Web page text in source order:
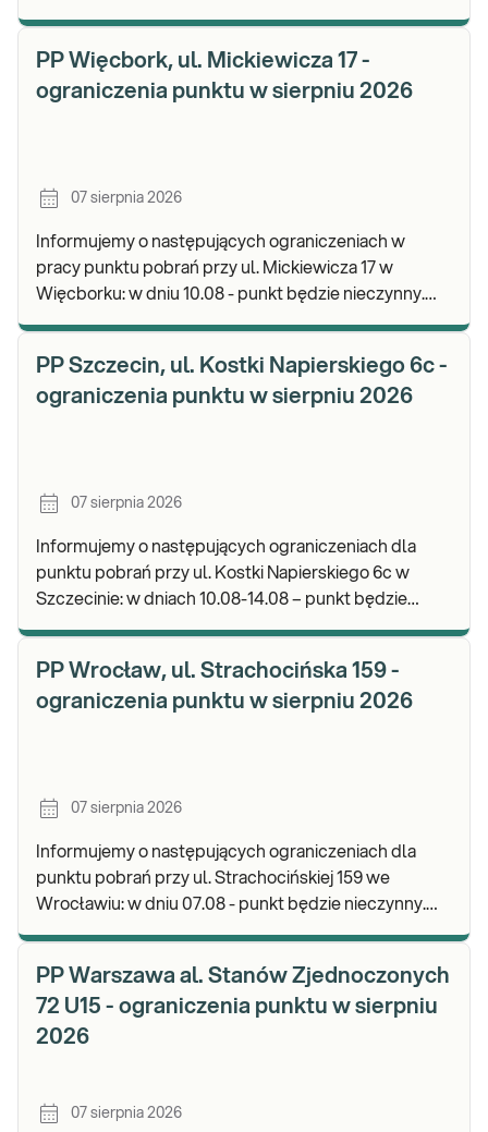
PP Więcbork, ul. Mickiewicza 17 -
ograniczenia punktu w sierpniu 2026
07 sierpnia 2026
Informujemy o następujących ograniczeniach w
pracy punktu pobrań przy ul. Mickiewicza 17 w
Więcborku: w dniu 10.08 - punkt będzie nieczynny.
PP Szczecin, ul. Kostki Napierskiego 6c -
ograniczenia punktu w sierpniu 2026
07 sierpnia 2026
Informujemy o następujących ograniczeniach dla
punktu pobrań przy ul. Kostki Napierskiego 6c w
Szczecinie: w dniach 10.08-14.08 – punkt będzie
PP Wrocław, ul. Strachocińska 159 -
ograniczenia punktu w sierpniu 2026
07 sierpnia 2026
Informujemy o następujących ograniczeniach dla
punktu pobrań przy ul. Strachocińskiej 159 we
Wrocławiu: w dniu 07.08 - punkt będzie nieczynny.
PP Warszawa al. Stanów Zjednoczonych
72 U15 - ograniczenia punktu w sierpniu
2026
07 sierpnia 2026